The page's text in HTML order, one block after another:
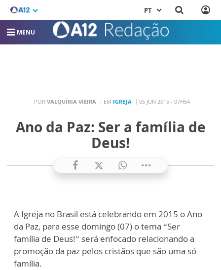
PT
MENU
POR VALQUÍRIA VIEIRA EM IGREJA 05 JUN 2015 - 07H54
Ano da Paz: Ser a família de
Deus!
A Igreja no Brasil está celebrando em 2015 o Ano
da Paz, para esse domingo (07) o tema “Ser
família de Deus!” será enfocado relacionando a
promoção da paz pelos cristãos que são uma só
família.